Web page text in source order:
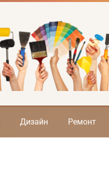
Дизайн Ремонт